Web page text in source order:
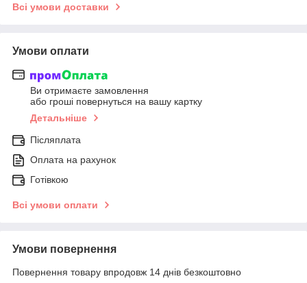
Всі умови доставки
Умови оплати
Ви отримаєте замовлення
або гроші повернуться на вашу картку
Детальніше
Післяплата
Оплата на рахунок
Готівкою
Всі умови оплати
Умови повернення
Повернення товару впродовж 14 днів безкоштовно